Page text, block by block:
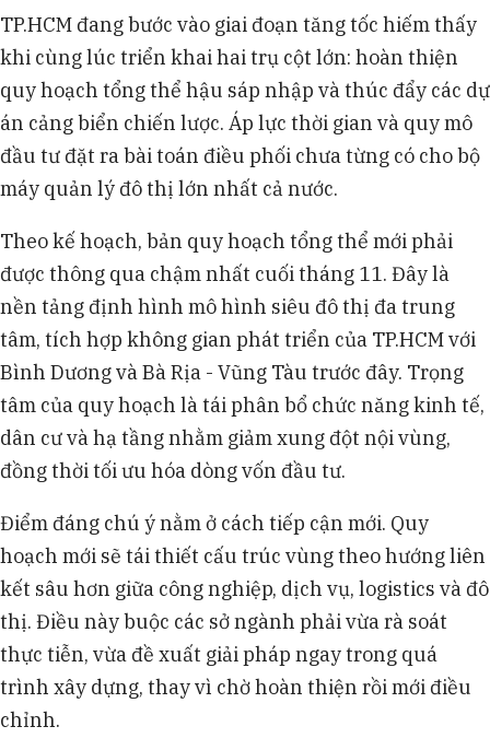
TP.HCM đang bước vào giai đoạn tăng tốc hiếm thấy
khi cùng lúc triển khai hai trụ cột lớn: hoàn thiện
quy hoạch tổng thể hậu sáp nhập và thúc đẩy các dự
án cảng biển chiến lược. Áp lực thời gian và quy mô
đầu tư đặt ra bài toán điều phối chưa từng có cho bộ
máy quản lý đô thị lớn nhất cả nước.
Theo kế hoạch, bản quy hoạch tổng thể mới phải
được thông qua chậm nhất cuối tháng 11. Đây là
nền tảng định hình mô hình siêu đô thị đa trung
tâm, tích hợp không gian phát triển của TP.HCM với
Bình Dương và Bà Rịa - Vũng Tàu trước đây. Trọng
tâm của quy hoạch là tái phân bổ chức năng kinh tế,
dân cư và hạ tầng nhằm giảm xung đột nội vùng,
đồng thời tối ưu hóa dòng vốn đầu tư.
Điểm đáng chú ý nằm ở cách tiếp cận mới. Quy
hoạch mới sẽ tái thiết cấu trúc vùng theo hướng liên
kết sâu hơn giữa công nghiệp, dịch vụ, logistics và đô
thị. Điều này buộc các sở ngành phải vừa rà soát
thực tiễn, vừa đề xuất giải pháp ngay trong quá
trình xây dựng, thay vì chờ hoàn thiện rồi mới điều
chỉnh.